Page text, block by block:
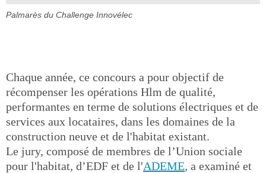
Palmarès du Challenge Innovélec
Chaque année, ce concours a pour objectif de
récompenser les opérations Hlm de qualité,
performantes en terme de solutions électriques et de
services aux locataires, dans les domaines de la
construction neuve et de l'habitat existant.
Le jury, composé de membres de l’Union sociale
pour l'habitat, d’EDF et de l'ADEME, a examiné et